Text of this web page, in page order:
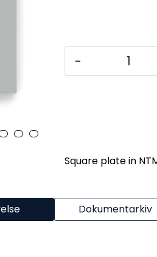
-
Square plate in
Dokumentarkiv